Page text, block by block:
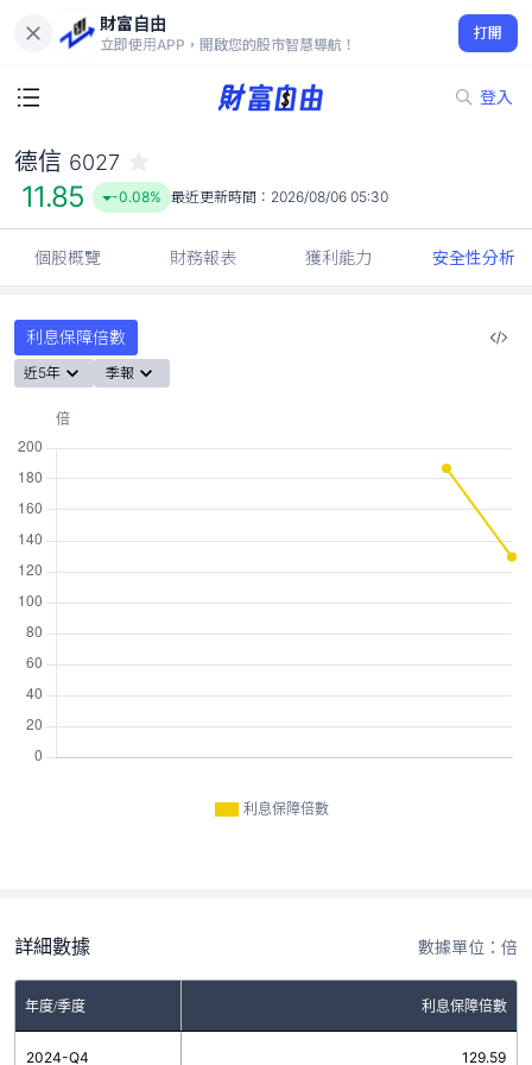
財富自由
立即使用APP，開啟您的股市智慧導航！
打開
登入
11.85
-0.08%
德信 6027
11.85 -0.08% 最近更新時間： 2026/08/06 05:30
個股概覽 財務報表 獲利能力 安全性分析
利息保障倍數
近5年 季報
利息保障倍數
詳細數據 數據單位：倍
年度/季度 利息保障倍數
2024-Q4 129.59